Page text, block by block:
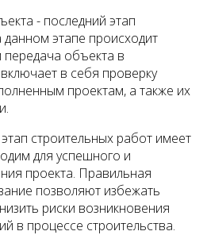
- последний этап
этапе происходит
объекта в
в себя проверку
проектам, а также их
строительных работ имеет
для успешного и
проекта. Правильная
позволяют избежать
риски возникновения
в процессе строительства.